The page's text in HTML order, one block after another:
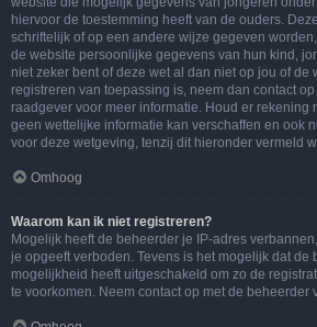
hiervoor de toestemming heeft van de ouders.
schriftelijk of op een andere wijze gegeven
de website persoonlijke gegevens van hun kind,
niet zeker bent of deze wet al dan niet op jou of de
registreren van toepassing is, neem dan contact
raadgever voor meer informatie. Houd er rekening
geen wettelijke informatie kan verschaffen en ook
voor deze wetgeving, tenzij dit hieronder vermeld
Omhoog
Waarom kan ik niet registreren?
Mogelijk heeft de beheerder je IP-adres
je opgeeft verboden. Tevens is het mogelijk dat de
mogelijkheid heeft uitgeschakeld om zo de
te voorkomen. Neem contact op met de beheerder